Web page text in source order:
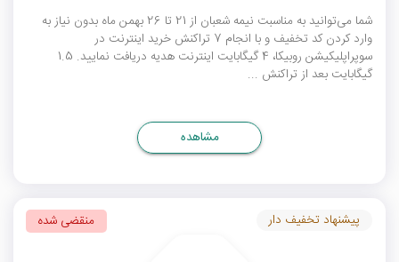
شما می‌توانید به مناسبت نیمه شعبان از 21 تا 26 بهمن ماه بدون نیاز به
وارد کردن کد تخفیف و با انجام 7 تراکنش خرید اینترنت در
سوپراپلیکیشن روبیکا، 4 گیگابایت اینترنت هدیه دریافت نمایید. 1.5
گیگابایت بعد از تراکنش ...
مشاهده
پیشنهاد تخفیف دار منقضی شده